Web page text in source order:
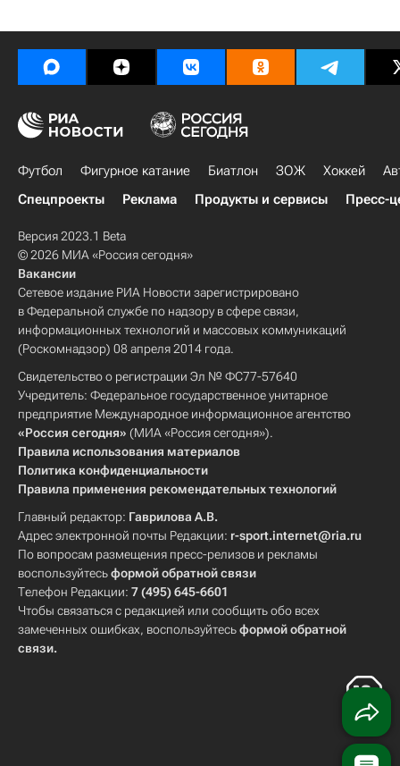
Футбол Фигурное катание Биатлон ЗОЖ Хоккей
Спецпроекты
Реклама Продукты и сервисы Пресс-
Версия 2023.1 Beta
© 2026 МИА «Россия сегодня»
Вакансии
Сетевое издание РИА Новости зарегистрировано
в Федеральной службе по надзору в сфере связи,
информационных технологий и массовых коммуникаций
(Роскомнадзор) 08 апреля 2014 года.
Свидетельство о регистрации Эл № ФС77-57640
Учредитель: Федеральное государственное унитарное
предприятие Международное информационное агентство
«Россия сегодня» (МИА «Россия сегодня»).
Правила использования материалов
Политика конфиденциальности
Правила применения рекомендательных технологий
Главный редактор: Гаврилова А.В.
Адрес электронной почты Редакции: r-sport.internet@ria.ru
По вопросам размещения пресс-релизов и рекламы
воспользуйтесьформой обратной связи
Телефон Редакции: 7 (495) 645-6601
Чтобы связаться с редакцией или сообщить обо всех
замеченных ошибках, воспользуйтесьформой обратной
связи.